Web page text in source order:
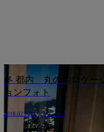
冬 都内 丸の内ロケーシ
ョンフォト
2018.02.22ロケーション